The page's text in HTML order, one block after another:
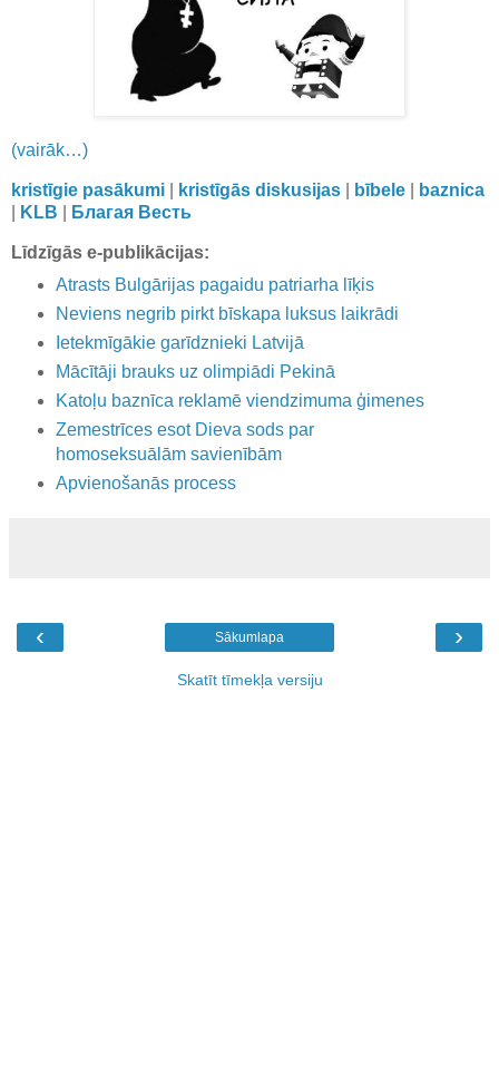
(vairāk…)
kristīgie pasākumi kristīgās diskusijas bībele
baznica
KLB Благая Весть
Līdzīgās e-publikācijas:
Atrasts Bulgārijas pagaidu patriarha līķis
Neviens negrib pirkt bīskapa luksus laikrādi
Ietekmīgākie garīdznieki Latvijā
Mācītāji brauks uz olimpiādi Pekinā
Katoļu baznīca reklamē viendzimuma ģimenes
Zemestrīces esot Dieva sods par
homoseksuālām savienībām
Apvienošanās process
‹ ›
Sākumlapa
Skatīt tīmekļa versiju